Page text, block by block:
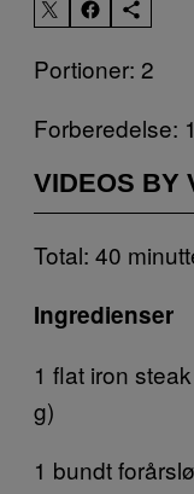
Portioner: 2
Forberedelse:
VIDEOS BY
Total: 40
Ingredienser
1 flat iron
g)
1 bundt